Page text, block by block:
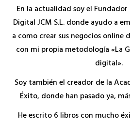
En la actualidad soy el
Digital JCM S.L. donde ayudo a
a como crear sus negocios online
con mi propia metodología «La
digital».
Soy también el creador de la
Éxito, donde han pasado ya,
He escrito 6 libros con mucho